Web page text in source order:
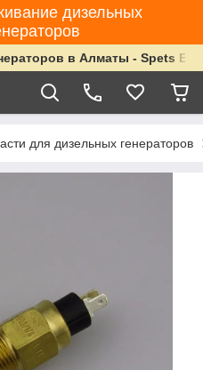
дизельных
в Алматы - Spets
для дизельных генераторов